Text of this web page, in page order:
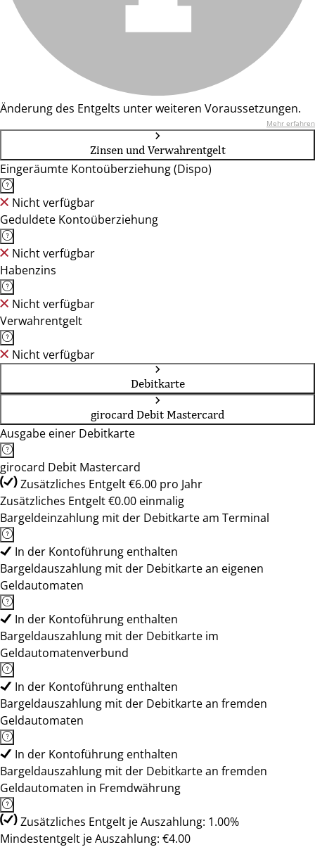
Änderung des Entgelts unter weiteren Voraussetzungen.
Mehr erfahren
Zinsen und Verwahrentgelt
Eingeräumte Kontoüberziehung (Dispo)
Nicht verfügbar
Geduldete Kontoüberziehung
Nicht verfügbar
Habenzins
Nicht verfügbar
Verwahrentgelt
Nicht verfügbar
Debitkarte
girocard Debit Mastercard
Ausgabe einer Debitkarte
girocard Debit Mastercard
Zusätzliches Entgelt €6.00 pro Jahr
Zusätzliches Entgelt €0.00 einmalig
Bargeldeinzahlung mit der Debitkarte am Terminal
In der Kontoführung enthalten
Bargeldauszahlung mit der Debitkarte an eigenen
Geldautomaten
In der Kontoführung enthalten
Bargeldauszahlung mit der Debitkarte im
Geldautomatenverbund
In der Kontoführung enthalten
Bargeldauszahlung mit der Debitkarte an fremden
Geldautomaten
In der Kontoführung enthalten
Bargeldauszahlung mit der Debitkarte an fremden
Geldautomaten in Fremdwährung
Zusätzliches Entgelt je Auszahlung: 1.00%
Mindestentgelt je Auszahlung: €4.00